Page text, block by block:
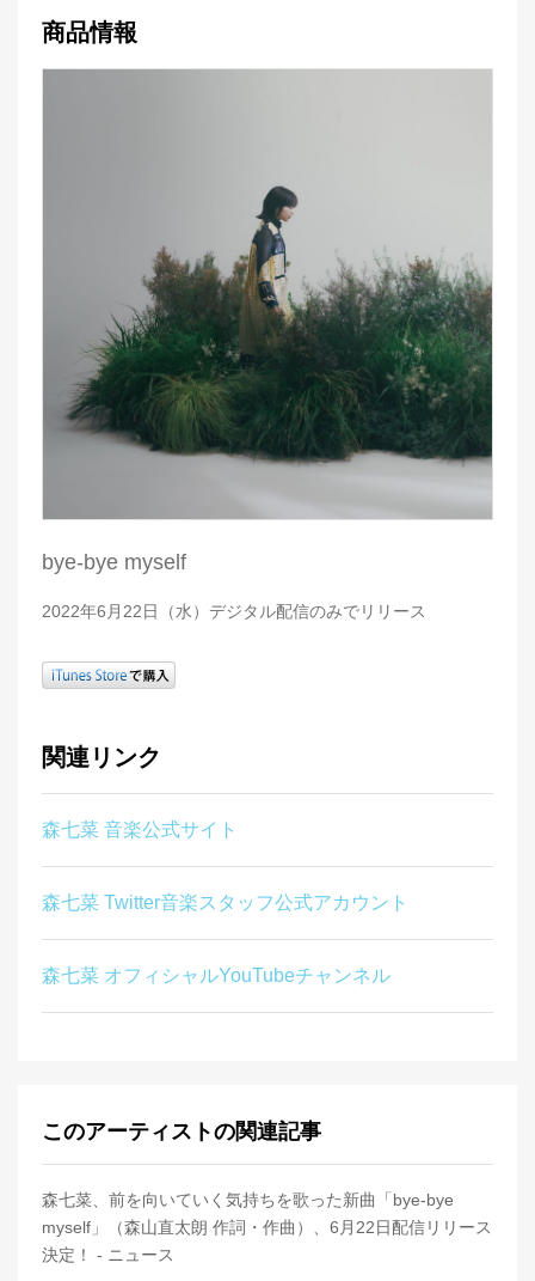
商品情報
bye-bye myself
2022年6月22日（水）デジタル配信のみでリリース
関連リンク
森七菜 音楽公式サイト
森七菜 Twitter音楽スタッフ公式アカウント
森七菜 オフィシャルYouTubeチャンネル
このアーティストの関連記事
森七菜、前を向いていく気持ちを歌った新曲「bye-bye
myself」（森山直太朗 作詞・作曲）、6月22日配信リリース
決定！ - ニュース